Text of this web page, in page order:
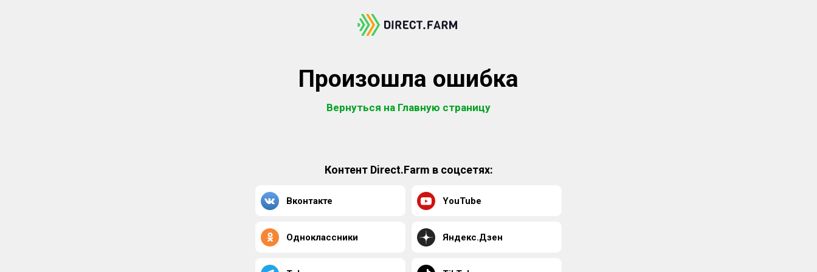
Произошла ошибка
Вернуться на Главную страницу
Контент Direct.Farm в соцсетях:
Вконтакте YouTube
Одноклассники Яндекс.Дзен